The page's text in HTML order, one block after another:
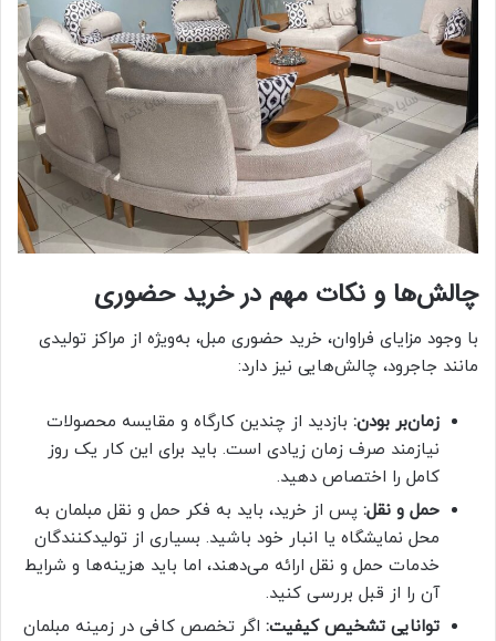
چالش‌ها و نکات مهم در خرید حضوری
با وجود مزایای فراوان، خرید حضوری مبل، به‌ویژه از مراکز تولیدی
مانند جاجرود، چالش‌هایی نیز دارد:
زمان‌بر بودن: بازدید از چندین کارگاه و مقایسه محصولات
نیازمند صرف زمان زیادی است. باید برای این کار یک روز
کامل را اختصاص دهید.
حمل و نقل: پس از خرید، باید به فکر حمل و نقل مبلمان به
محل نمایشگاه یا انبار خود باشید. بسیاری از تولیدکنندگان
خدمات حمل و نقل ارائه می‌دهند، اما باید هزینه‌ها و شرایط
آن را از قبل بررسی کنید.
توانایی تشخیص کیفیت: اگر تخصص کافی در زمینه مبلمان